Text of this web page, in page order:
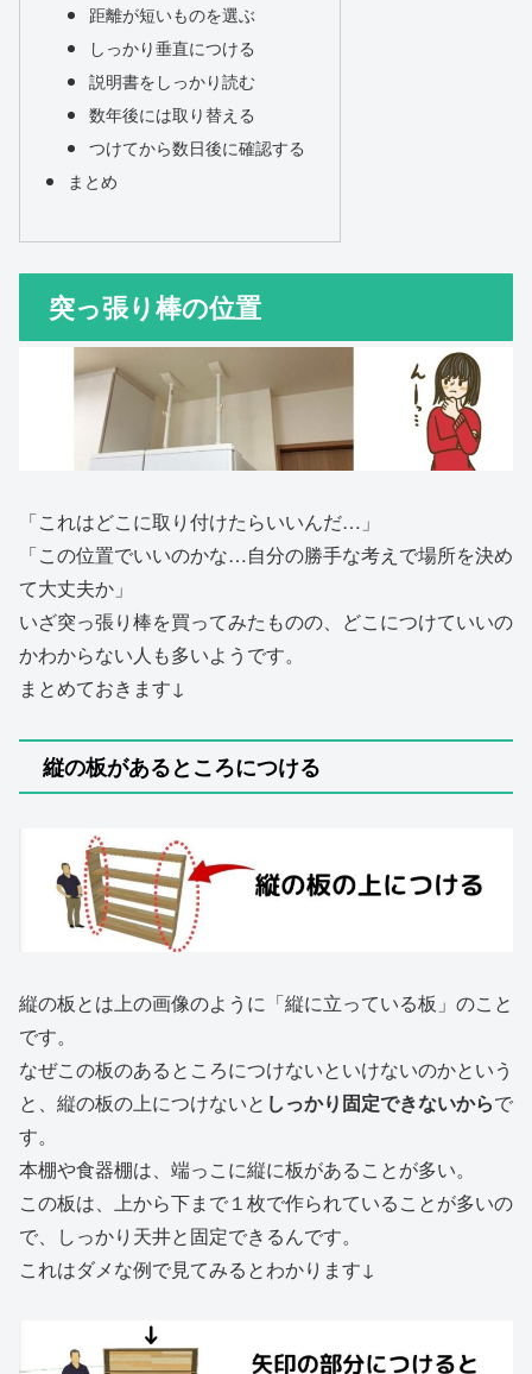
距離が短いものを選ぶ
しっかり垂直につける
説明書をしっかり読む
数年後には取り替える
つけてから数日後に確認する
まとめ
突っ張り棒の位置
「これはどこに取り付けたらいいんだ…」
「この位置でいいのかな…自分の勝手な考えで場所を決め
て大丈夫か」
いざ突っ張り棒を買ってみたものの、どこにつけていいの
かわからない人も多いようです。
まとめておきます↓
縦の板があるところにつける
縦の板とは上の画像のように「縦に立っている板」のこと
です。
なぜこの板のあるところにつけないといけないのかという
と、縦の板の上につけないと しっかり固定できないからで
す。
本棚や食器棚は、端っこに縦に板があることが多い。
この板は、上から下まで１枚で作られていることが多いの
で、しっかり天井と固定できるんです。
これはダメな例で見てみるとわかります↓